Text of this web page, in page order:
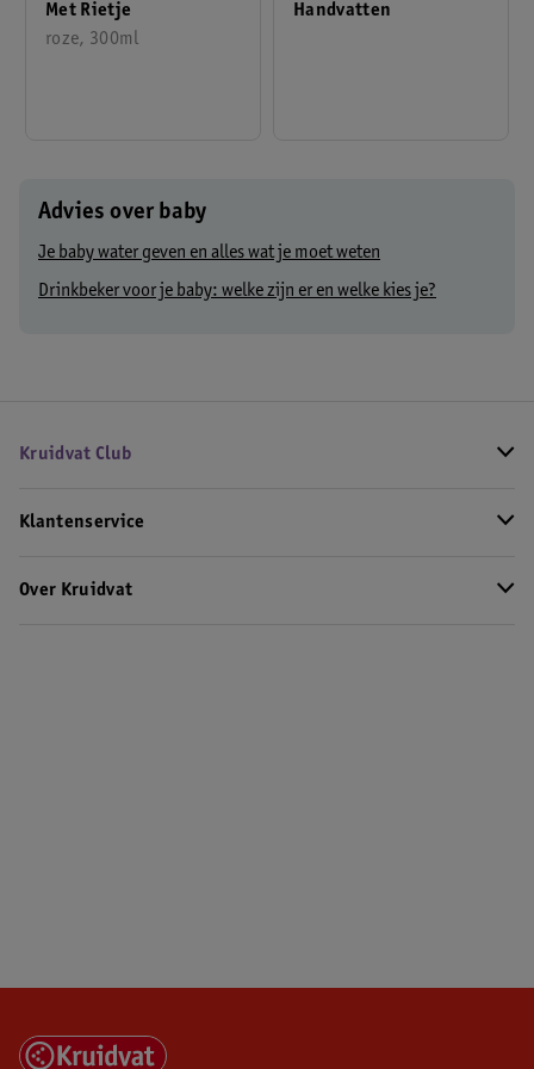
Met Rietje
roze, 300ml
Handvatten
Advies over baby
Je baby water geven en alles wat je moet weten
Drinkbeker voor je baby: welke zijn er en welke kies je?
Kruidvat Club
Klantenservice
Over Kruidvat